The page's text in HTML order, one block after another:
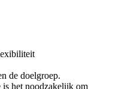
de doelgroep.
is het noodzakelijk om